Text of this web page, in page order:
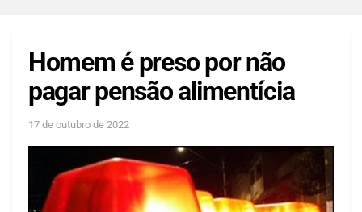
Homem é preso por não
pagar pensão alimentícia
17 de outubro de 2022